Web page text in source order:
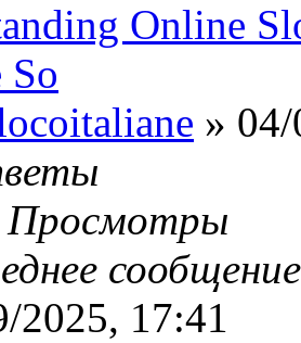
Online
So
»
Просмотры
2025, 17:41